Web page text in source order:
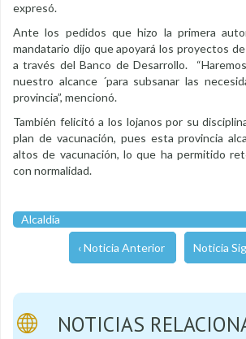
expresó.
Ante los pedidos que hizo la primera
mandatario dijo que apoyará los proyectos
a través del Banco de Desarrollo.
nuestro alcance ´para subsanar las
provincia”, mencionó.
También felicitó a los lojanos por su
plan de vacunación, pues esta provincia
altos de vacunación, lo que ha permitido
con normalidad.
Alcaldía
‹ Noticia Anterior Noticia
NOTICIAS